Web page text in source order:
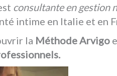
consultante en gestion
intime en Italie et en
la Méthode Arvigo